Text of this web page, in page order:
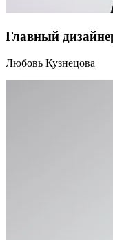
Главный
Любовь Кузнецова